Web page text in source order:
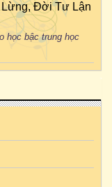
Lừng, Đời Tư Lận
học bậc trung học